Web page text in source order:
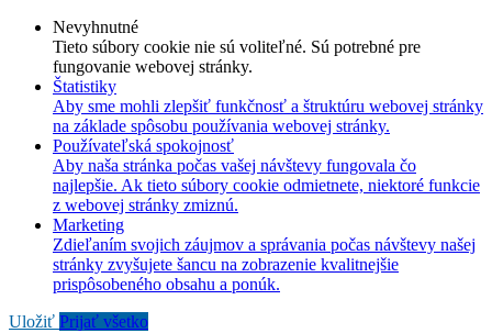
Nevyhnutné
Tieto súbory cookie nie sú voliteľné. Sú potrebné pre
fungovanie webovej stránky.
Štatistiky
Aby sme mohli zlepšiť funkčnosť a štruktúru webovej stránky
na základe spôsobu používania webovej stránky.
Používateľská spokojnosť
Aby naša stránka počas vašej návštevy fungovala čo
najlepšie. Ak tieto súbory cookie odmietnete, niektoré funkcie
z webovej stránky zmiznú.
Marketing
Zdieľaním svojich záujmov a správania počas návštevy našej
stránky zvyšujete šancu na zobrazenie kvalitnejšie
prispôsobeného obsahu a ponúk.
Uložiť Prijať všetko